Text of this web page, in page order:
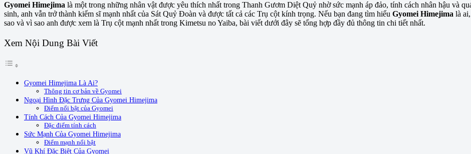
Gyomei Himejima là một trong những nhân vật được yêu thích nhất trong Thanh Gươm Diệt Quỷ nhờ sức mạnh áp đảo, tính cách nhân hậu và
sinh, anh vẫn trở thành kiếm sĩ mạnh nhất của Sát Quỷ Đoàn và được tất cả các Trụ cột kính trọng. Nếu bạn đang tìm hiểu Gyomei Himejima là
sao và vì sao anh được xem là Trụ cột mạnh nhất trong Kimetsu no Yaiba, bài viết dưới đây sẽ tổng hợp đầy đủ thông tin chi tiết nhất.
Xem Nội Dung Bài Viết
Gyomei Himejima Là Ai?
Thông tin cơ bản về Gyomei
Ngoại Hình Đặc Trưng Của Gyomei Himejima
Điểm nổi bật của Gyomei
Tính Cách Của Gyomei Himejima
Đặc điểm tính cách
Sức Mạnh Của Gyomei Himejima
Điểm mạnh nổi bật
Vũ Khí Đặc Biệt Của Gyomei